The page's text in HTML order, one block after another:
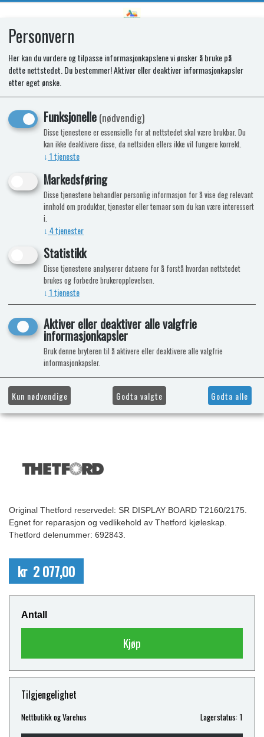
SR DISPLAY BOARD T2160/2175
Original Thetford reservedel: SR DISPLAY BOARD T2160/2175.
Egnet for reparasjon og vedlikehold av Thetford kjøleskap.
Thetford delenummer: 692843.
kr 2 077,00
Antall
Kjøp
Tilgjengelighet
Nettbutikk og Varehus Lagerstatus: 1
Personvern
Her kan du vurdere og tilpasse informasjonkapslene vi ønsker å bruke på
dette nettstedet. Du bestemmer! Aktiver eller deaktiver informasjonkapsler
etter eget ønske.
Funksjonelle(nødvendig)
Disse tjenestene er essensielle for at nettstedet skal være brukbar. Du
kan ikke deaktivere disse, da nettsiden ellers ikke vil fungere korrekt.
↓ 1tjeneste
Markedsføring
Disse tjenestene behandler personlig informasjon for å vise deg relevant
innhold om produkter, tjenester eller temaer som du kan være interessert
i.
↓ 4tjenester
Statistikk
Disse tjenestene analyserer dataene for å forstå hvordan nettstedet
brukes og forbedre brukeropplevelsen.
↓ 1tjeneste
Aktiver eller deaktiver alle valgfrie
informasjonkapsler
Bruk denne bryteren til å aktivere eller deaktivere alle valgfrie
informasjonkapsler.
Kun nødvendige Godta valgte Godta alle